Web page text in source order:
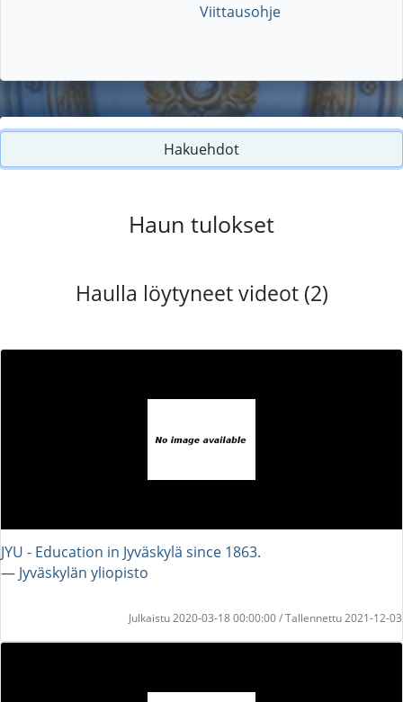
Viittausohje
Hakuehdot
Haun tulokset
Haulla löytyneet videot (2)
JYU - Education in Jyväskylä since 1863.
― Jyväskylän yliopisto
Julkaistu 2020-03-18 00:00:00 / Tallennettu 2021-12-03